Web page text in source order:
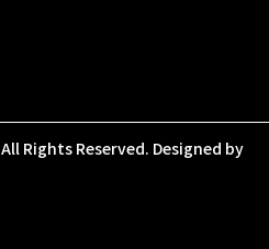
All Rights Reserved. Designed by